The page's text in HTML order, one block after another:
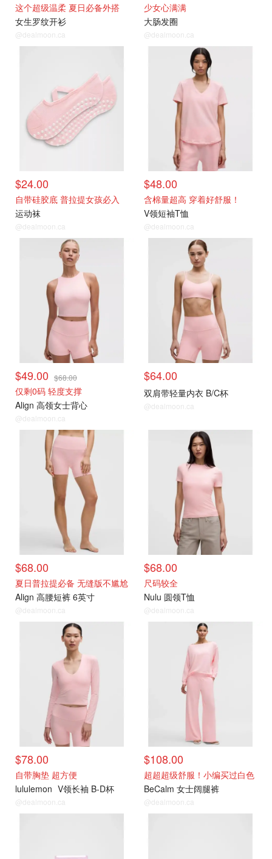
这个超级温柔 夏日必备外搭
女生罗纹开衫
@dealmoon.ca
少女心满满
大肠发圈
@dealmoon.ca
$24.00
自带硅胶底 普拉提女孩必入
运动袜
@dealmoon.ca
$48.00
含棉量超高 穿着好舒服！
V领短袖T恤
@dealmoon.ca
$49.00 $68.00
仅剩0码 轻度支撑
Align 高领女士背心
@dealmoon.ca
$64.00
双肩带轻量内衣 B/C杯
@dealmoon.ca
$68.00
夏日普拉提必备 无缝版不尴尬
Align 高腰短裤 6英寸
@dealmoon.ca
$68.00
尺码较全
Nulu 圆领T恤
@dealmoon.ca
$78.00
自带胸垫 超方便
lululemon V领长袖 B-D杯
@dealmoon.ca
$108.00
超超超级舒服！小编买过白色
BeCalm 女士阔腿裤
@dealmoon.ca